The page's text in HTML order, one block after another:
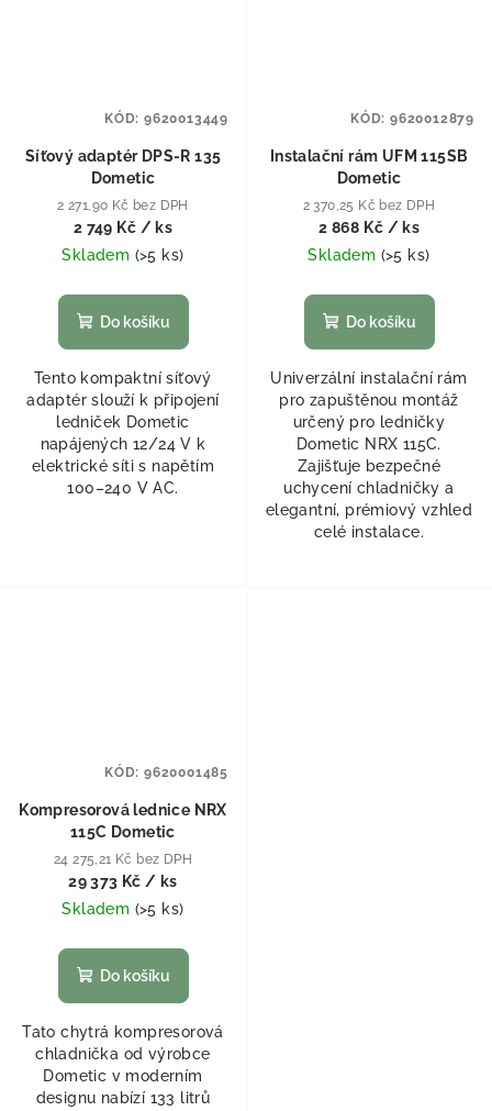
Síťový adaptér DPS-R 135
Dometic
2 271,90 Kč bez DPH
2 749 Kč / ks
Skladem (>5 ks)
Do košíku
Tento kompaktní síťový
adaptér slouží k připojení
ledniček Dometic
napájených 12/24 V k
elektrické síti s napětím
100–240 V AC.
KÓD: 9620013449
Instalační rám UFM 115SB
Dometic
2 370,25 Kč bez DPH
2 868 Kč / ks
Skladem (>5 ks)
Do košíku
Univerzální instalační rám
pro zapuštěnou montáž
určený pro ledničky
Dometic NRX 115C.
Zajišťuje bezpečné
uchycení chladničky a
elegantní, prémiový vzhled
celé instalace.
KÓD: 9620012879
Kompresorová lednice NRX
115C Dometic
24 275,21 Kč bez DPH
29 373 Kč / ks
Skladem (>5 ks)
Do košíku
Tato chytrá kompresorová
chladnička od výrobce
Dometic v moderním
designu nabízí 133 litrů
KÓD: 9620001485